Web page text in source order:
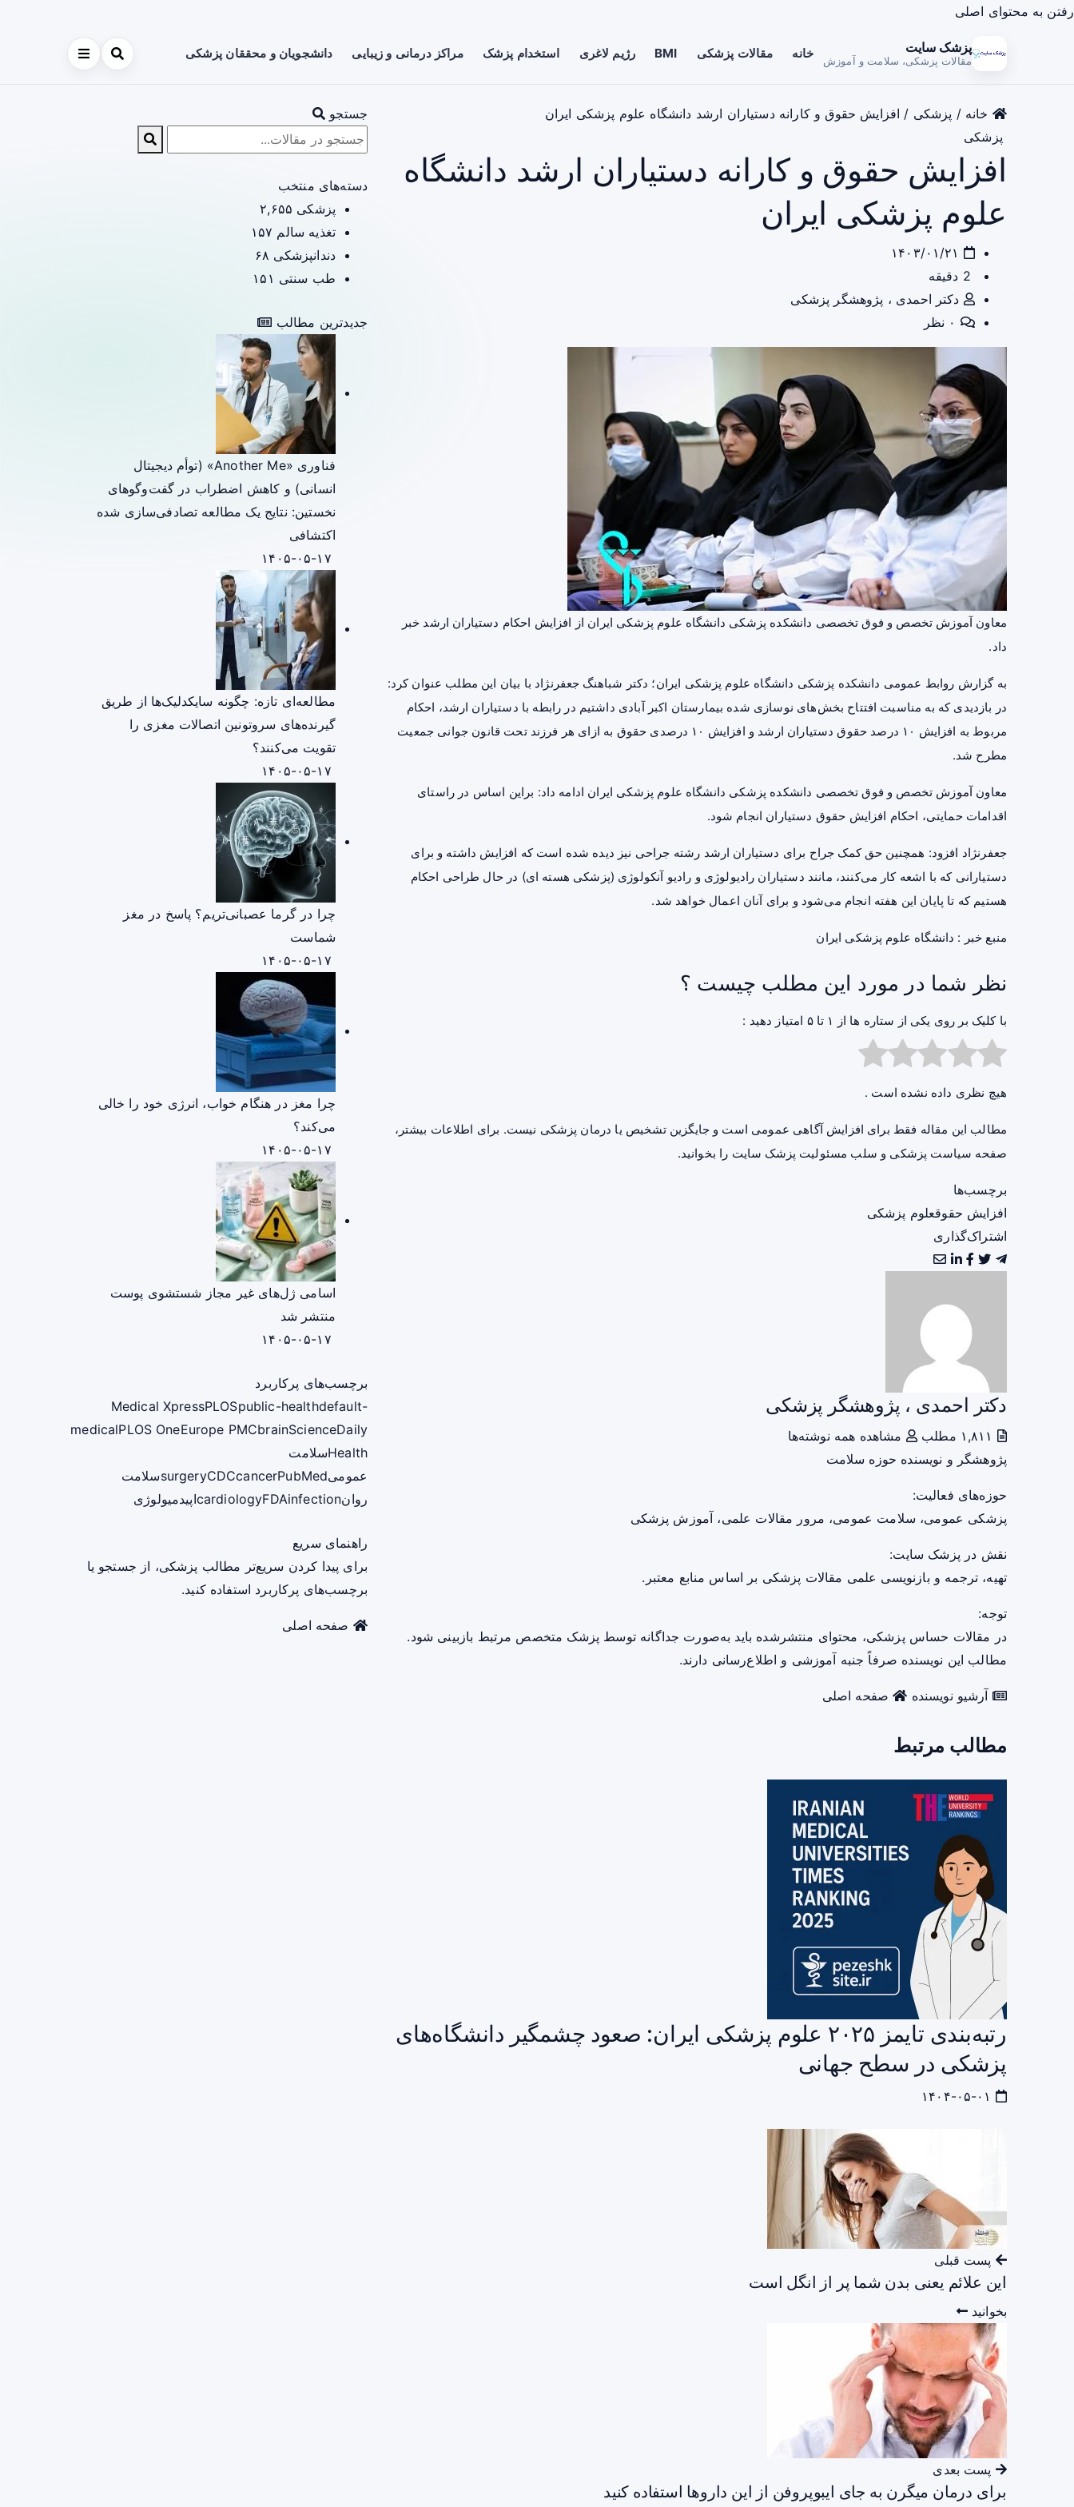
رفتن به محتوای اصلی
پزشک سایت
مقالات پزشکی، سلامت و آموزش خانه مقالات پزشکی BMI رژیم لاغری استخدام پزشک مراکز درمانی و زیبایی دانشجویان و محققان پزشکی
خانه / پزشکی / افزایش حقوق و کارانه‌ دستیاران ارشد دانشگاه علوم پزشکی ایران
پزشکی
افزایش حقوق و کارانه‌ دستیاران ارشد دانشگاه
علوم پزشکی ایران
دکتر احمدی ، پژوهشگر پزشکی
معاون آموزش تخصص و فوق تخصصی دانشکده پزشکی دانشگاه علوم پزشکی ایران از افزایش احکام دستیاران ارشد خبر
داد.
به گزارش روابط عمومی دانشکده پزشکی دانشگاه علوم پزشکی ایران؛ دکتر شباهنگ جعفرنژاد با بیان این مطلب عنوان کرد:
در بازدیدی که به مناسبت افتتاح بخش‌های نوسازی شده بیمارستان اکبر آبادی داشتیم در رابطه با دستیاران ارشد، احکام
مربوط به افزایش ۱۰ درصد حقوق دستیاران ارشد و افزایش ۱۰ درصدی حقوق به ازای هر فرزند تحت قانون جوانی جمعیت
مطرح شد.
معاون آموزش تخصص و فوق تخصصی دانشکده پزشکی دانشگاه علوم پزشکی ایران ادامه داد: براین اساس در راستای
اقدامات حمایتی، احکام افزایش حقوق دستیاران انجام شود.
جعفرنژاد افزود: همچنین حق کمک جراح برای دستیاران ارشد رشته جراحی نیز دیده شده است که افزایش داشته و برای
دستیارانی که با اشعه کار می‌‌کنند، مانند دستیاران رادیولوژی و رادیو آنکولوژی (پزشکی هسته ای) در حال طراحی احکام
هستیم که تا پایان این هفته انجام می‌شود و برای آنان اعمال خواهد شد.
منبع خبر : دانشگاه علوم پزشکی ایران
نظر شما در مورد این مطلب چیست ؟
با کلیک بر روی یکی از ستاره ها از ۱ تا ۵ امتیاز دهید :
هیچ نظری داده نشده است .
مطالب این مقاله فقط برای افزایش آگاهی عمومی است و جایگزین تشخیص یا درمان پزشکی نیست. برای اطلاعات بیشتر،
صفحه سیاست پزشکی و سلب مسئولیت پزشک سایت را بخوانید.
برچسب‌ها
افزایش حقوقعلوم پزشکی
اشتراک‌گذاری
دکتر احمدی ، پژوهشگر پزشکی
مشاهده همه نوشته‌ها
پژوهشگر و نویسنده حوزه سلامت
حوزه‌های فعالیت:
پزشکی عمومی، سلامت عمومی، مرور مقالات علمی، آموزش پزشکی
نقش در پزشک سایت:
تهیه، ترجمه و بازنویسی علمی مقالات پزشکی بر اساس منابع معتبر.
توجه:
در مقالات حساس پزشکی، محتوای منتشرشده باید به‌صورت جداگانه توسط پزشک متخصص مرتبط بازبینی شود.
مطالب این نویسنده صرفاً جنبه آموزشی و اطلاع‌رسانی دارند.
آرشیو نویسنده صفحه اصلی
مطالب مرتبط
رتبه‌بندی تایمز ۲۰۲۵ علوم پزشکی ایران: صعود چشمگیر دانشگاه‌های
پزشکی در سطح جهانی
پست قبلی
این علائم یعنی بدن شما پر از انگل است
بخوانید
پست بعدی
برای درمان میگرن به جای ایبوپروفن از این داروها استفاده کنید
جستجو
دسته‌های منتخب
پزشکی ۲,۶۵۵
تغذیه سالم ۱۵۷
دندانپزشکی ۶۸
طب سنتی ۱۵۱
جدیدترین مطالب
فناوری «Another Me» (توأم دیجیتال
انسانی) و کاهش اضطراب در گفت‌وگوهای
نخستین: نتایج یک مطالعه تصادفی‌سازی شده
اکتشافی
مطالعه‌ای تازه: چگونه سایکدلیک‌ها از طریق
گیرنده‌های سروتونین اتصالات مغزی را
تقویت می‌کنند؟
چرا در گرما عصبانی‌تریم؟ پاسخ در مغز
شماست
چرا مغز در هنگام خواب، انرژی خود را خالی
می‌کند؟
اسامی ژل‌های غیر مجاز شستشوی پوست
منتشر شد
برچسب‌های پرکاربرد
Medical XpressPLOSpublic-healthdefault-
medicalPLOS OneEurope PMCbrainScienceDaily
Healthسلامت
عمومی
surgeryCDCcancerPubMed
سلامت
روان
cardiologyFDAinfection اپیدمیولوژی
راهنمای سریع
برای پیدا کردن سریع‌تر مطالب پزشکی، از جستجو یا
برچسب‌های پرکاربرد استفاده کنید.
صفحه اصلی